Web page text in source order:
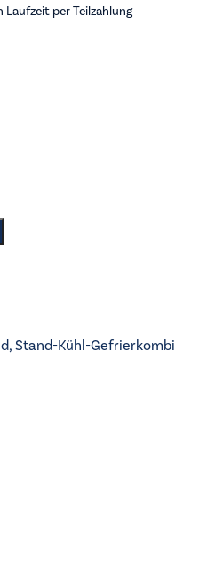
Laufzeit per Teilzahlung
, Stand-Kühl-Gefrierkombi